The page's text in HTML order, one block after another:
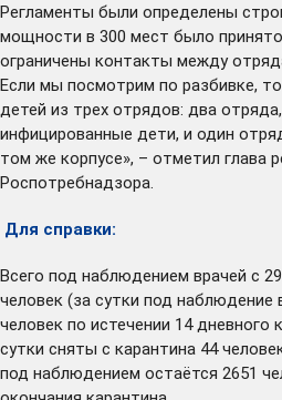
Регламенты были определены
мощности в 300 мест было
ограничены контакты между
Если мы посмотрим по разбивке,
детей из трех отрядов: два
инфицированные дети, и один
том же корпусе», – отметил глава
Роспотребнадзора.
Для справки:
Всего под наблюдением врачей с
человек (за сутки под наблюдение
человек по истечении 14 дневного
сутки сняты с карантина 44
под наблюдением остаётся 2651